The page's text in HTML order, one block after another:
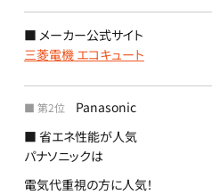
■ メーカー公式サイト
三菱電機 エコキュート
■ 第2位 Panasonic
■ 省エネ性能が人気
パナソニックは
電気代重視の方に人気！